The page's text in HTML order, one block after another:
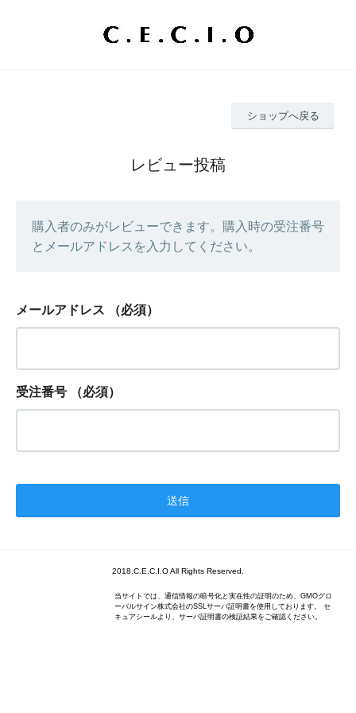
ショップへ戻る
レビュー投稿
購入者のみがレビューできます。購入時の受注番号
とメールアドレスを入力してください。
メールアドレス （必須）
受注番号 （必須）
2018.C.E.C.I.O All Rights Reserved.
当サイトでは、通信情報の暗号化と実在性の証明のため、GMOグロ
ーバルサイン株式会社のSSLサーバ証明書を使用しております。 セ
キュアシールより、サーバ証明書の検証結果をご確認ください。